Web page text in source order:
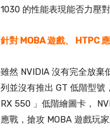
1030 的性能表現能否力壓
針對 MOBA 遊戲、 HTPC
雖然 NVIDIA 沒有完全放棄
列並沒有推出 GT 低階型號
RX 550 」低階繪圖卡，
應戰，搶攻 MOBA 遊戲玩